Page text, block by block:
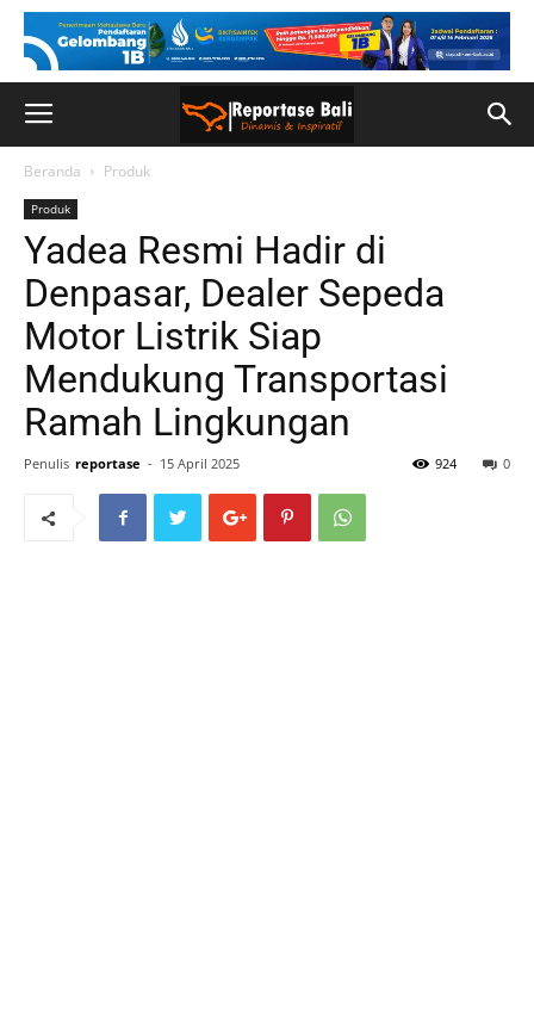
Beranda Produk
Produk
Yadea Resmi Hadir di
Denpasar, Dealer Sepeda
Motor Listrik Siap
Mendukung Transportasi
Ramah Lingkungan
Penulis reportase - 15 April 2025 0
924